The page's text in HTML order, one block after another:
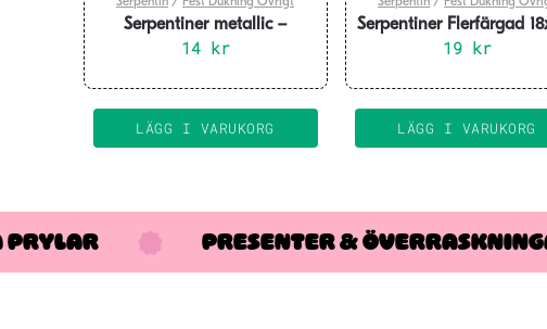
Serpentiner metallic –
roseguld
14 kr
LÄGG I VARUKORG
Serpentiner Flerfärgad
19 kr
LÄGG I VARUKORG
PRYLAR PRESENTER &